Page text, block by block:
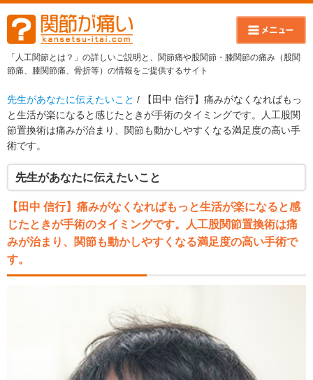
「人工関節とは？」の詳しいご説明と、関節痛や股関節・膝関節の痛み（股関
節痛、膝関節痛、骨折等）の情報をご提供するサイト
先生があなたに伝えたいこと / 【田中 信行】痛みがなくなればもっ
と生活が楽になると感じたときが手術のタイミングです。人工股関
節置換術は痛みが治まり、関節も動かしやすくなる満足度の高い手
術です。
先生があなたに伝えたいこと
【田中 信行】痛みがなくなればもっと生活が楽になると感
じたときが手術のタイミングです。人工股関節置換術は痛
みが治まり、関節も動かしやすくなる満足度の高い手術で
す。